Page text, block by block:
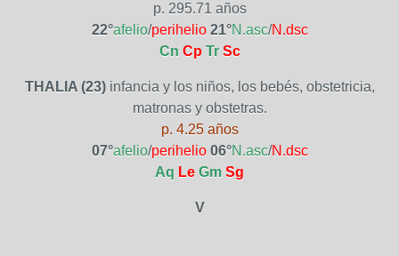
p. 295.71 años
22°afelio/perihelio 21°N.asc/N.dsc
Cn Cp Tr Sc
THALIA (23)infancia y los niños, los bebés, obstetricia,
matronas y obstetras.
p. 4.25 años
07°afelio/perihelio 06°N.asc/N.dsc
Aq Le Gm Sg
V